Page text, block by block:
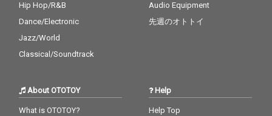
Hip Hop/R&B
Dance/Electronic
Jazz/World
Classical/Soundtrack
Audio Equipment
先週のオトトイ
About OTOTOY
What is OTOTOY?
Help
Help Top